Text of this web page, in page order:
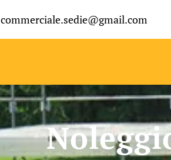
commerciale.sedie@gmail.com